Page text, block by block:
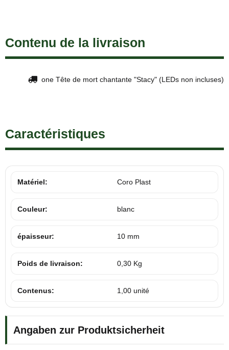
Contenu de la livraison
one Tête de mort chantante "Stacy" (LEDs non incluses)
Caractéristiques
Matériel: Coro Plast
Couleur: blanc
épaisseur: 10 mm
Poids de livraison: 0,30 Kg
Contenus: 1,00 unité
Angaben zur Produktsicherheit